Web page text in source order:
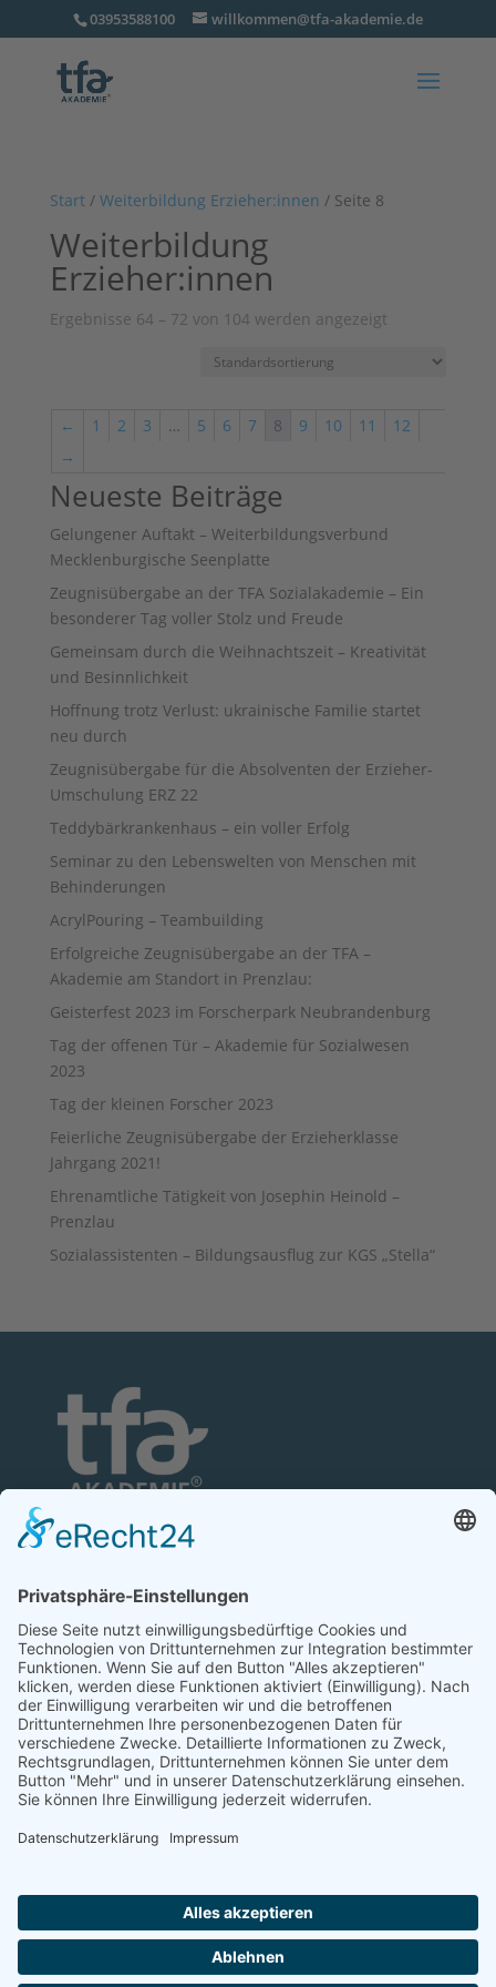
03953588100 willkommen@tfa-akademie.de
Start/ Weiterbildung Erzieher:innen / Seite 8
Weiterbildung
Erzieher:innen
Ergebnisse 64 – 72 von 104 werden angezeigt
← 1 2 3 … 5 6 7 8 9 10 11
12
→
Neueste Beiträge
Gelungener Auftakt – Weiterbildungsverbund
Mecklenburgische Seenplatte
Zeugnisübergabe an der TFA Sozialakademie – Ein
besonderer Tag voller Stolz und Freude
Gemeinsam durch die Weihnachtszeit – Kreativität
und Besinnlichkeit
Hoffnung trotz Verlust: ukrainische Familie startet
neu durch
Zeugnisübergabe für die Absolventen der Erzieher-
Umschulung ERZ 22
Teddybärkrankenhaus – ein voller Erfolg
Seminar zu den Lebenswelten von Menschen mit
Behinderungen
AcrylPouring – Teambuilding
Erfolgreiche Zeugnisübergabe an der TFA –
Akademie am Standort in Prenzlau:
Geisterfest 2023 im Forscherpark Neubrandenburg
Tag der offenen Tür – Akademie für Sozialwesen
2023
Tag der kleinen Forscher 2023
Feierliche Zeugnisübergabe der Erzieherklasse
Jahrgang 2021!
Ehrenamtliche Tätigkeit von Josephin Heinold –
Prenzlau
Sozialassistenten – Bildungsausflug zur KGS „Stella“
Nonnenhofer Straße 24/26
17033 Neubrandenburg
Telefon: 0395 35 88 100
Telefax: 0395 35 88 111
E-Mail:neubrandenburg@tfa-akademie.de
Rechtliches
Teilnahmebedingungen
Impressum